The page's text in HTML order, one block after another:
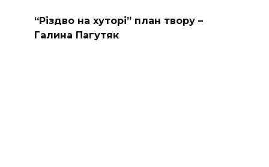
“Різдво на хуторі” план твору –
Галина Пагутяк